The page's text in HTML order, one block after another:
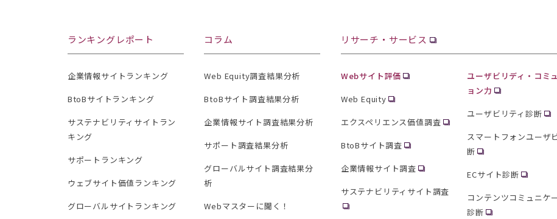
ランキングレポート
企業情報サイトランキング
BtoBサイトランキング
サステナビリティサイトラン
キング
サポートランキング
ウェブサイト価値ランキング
グローバルサイトランキング
コラム
Web Equity調査結果分析
BtoBサイト調査結果分析
企業情報サイト調査結果分析
サポート調査結果分析
グローバルサイト調査結果分
析
Webマスターに聞く！
リサーチ・サービス
Webサイト評価
Web Equity
エクスペリエンス価値調査
BtoBサイト調査
企業情報サイト調査
サステナビリティサイト調査
ユーザビリディ・コミ
ョン力
ユーザビリティ診断
スマートフォンユーザ
断
ECサイト診断
コンテンツコミュニケ
診断